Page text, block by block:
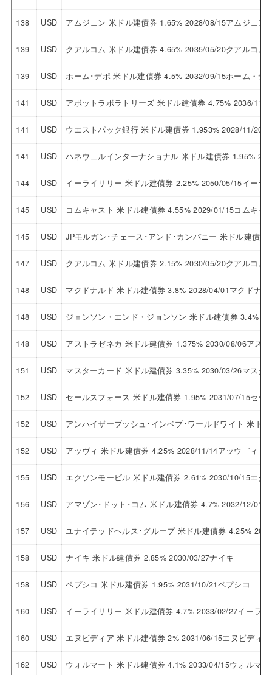
138 USD アムジェン 米ドル建債券 1.65% 2028/08/15アムジェン
139 USD クアルコム 米ドル建債券 4.65% 2035/05/20クアルコム
139 USD ホーム･デポ 米ドル建債券 4.5% 2032/09/15ホーム・デ
141 USD アボットラボラトリーズ 米ドル建債券 4.75% 2036/11/
141 USD ウエストパック銀行 米ドル建債券 1.953% 2028/11/20
141 USD ハネウェルインターナショナル 米ドル建債券 1.95%
144 USD イーライリリー 米ドル建債券 2.25% 2050/05/15イーラ
145 USD コムキャスト 米ドル建債券 4.55% 2029/01/15コムキャ
145 USD JPモルガン･チェース･アンド･カンパニー 米ドル建債
147 USD クアルコム 米ドル建債券 2.15% 2030/05/20クアルコム
148 USD マクドナルド 米ドル建債券 3.8% 2028/04/01マクドナル
148 USD ジョンソン・エンド・ジョンソン 米ドル建債券 3.4%
148 USD アストラゼネカ 米ドル建債券 1.375% 2030/08/06アス
151 USD マスターカード 米ドル建債券 3.35% 2030/03/26マスタ
152 USD セールスフォース 米ドル建債券 1.95% 2031/07/15セー
152 USD アンハイザーブッシュ･インベブ･ワールドワイト 米ド
152 USD アッヴィ 米ドル建債券 4.25% 2028/11/14アッウ゛ィ
155 USD エクソンモービル 米ドル建債券 2.61% 2030/10/15エク
156 USD アマゾン･ドット･コム 米ドル建債券 4.7% 2032/12/01
157 USD ユナイテッドヘルス･グループ 米ドル建債券 4.25%
158 USD ナイキ 米ドル建債券 2.85% 2030/03/27ナイキ
158 USD ペプシコ 米ドル建債券 1.95% 2031/10/21ペプシコ
160 USD イーライリリー 米ドル建債券 4.7% 2033/02/27イーライ
160 USD エヌビディア 米ドル建債券 2% 2031/06/15エヌビディア
162 USD ウォルマート 米ドル建債券 4.1% 2033/04/15ウォルマー